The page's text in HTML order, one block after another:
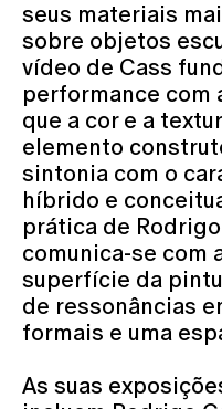
seus materiais
sobre objetos
vídeo de Cass
performance com
que a cor e a
elemento
sintonia com o
híbrido e
prática de
comunica-se com
superfície da
de ressonâncias
formais e uma
As suas